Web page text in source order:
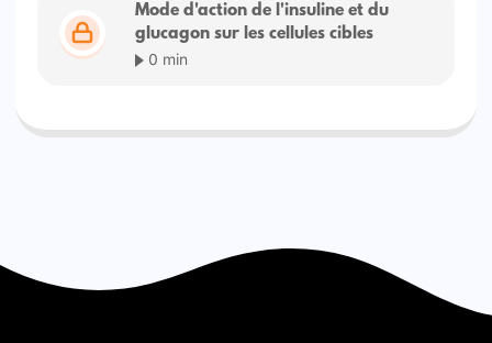
Mode d'action de l'insuline et du
glucagon sur les cellules cibles
0 min